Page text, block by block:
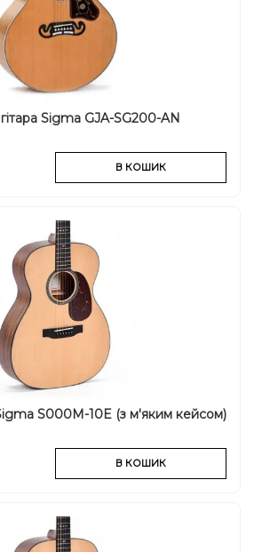
Sigma GJA-SG200-AN
В КОШИК
S000M-10E (з м'яким кейсом)
В КОШИК